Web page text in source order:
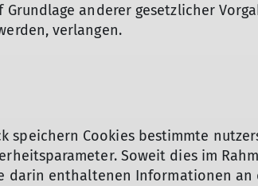
anderer gesetzlicher
verlangen.
speichern Cookies bestimmte
Soweit dies im
darin enthaltenen Informationen